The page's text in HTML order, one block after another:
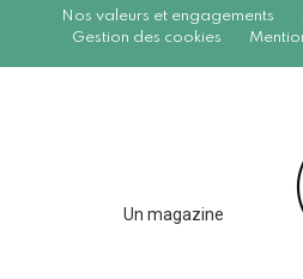
Nos valeurs et engagements
Gestion des cookies
Un magazine